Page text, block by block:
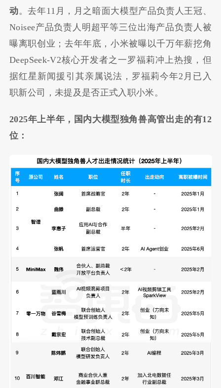
动。去年11月，月之暗面大模型产品负责人王冠、
Noisee产品负责人明超平等三位出海产品负责人被
曝离职创业；去年年底，小米被曝以千万年薪挖角
DeepSeek-V2核心开发者之一罗福莉冲上热搜，但
据红星新闻援引其亲属说法，罗福莉今年2月已入
职新公司，未提及是否正式入职小米。
2025年上半年，国内大模型独角兽高管出走的有12
位：